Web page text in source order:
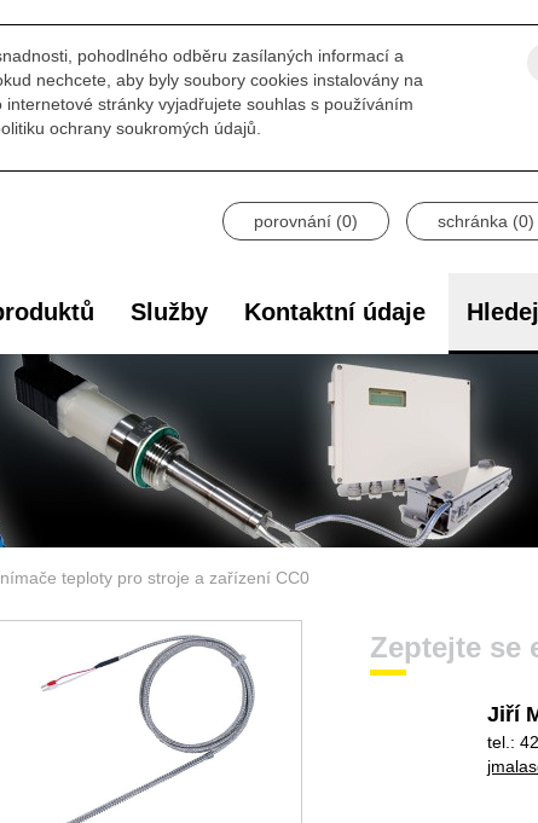
pohodlného odběru zasílaných informací a
nechcete, aby byly soubory cookies instalovány na
stránky vyjadřujete souhlas s používáním
ochrany soukromých údajů.
porovnání (0) schránka (0)
Služby Kontaktní údaje
teploty pro stroje a zařízení CC0
Zeptejte se
Jiří
tel.: